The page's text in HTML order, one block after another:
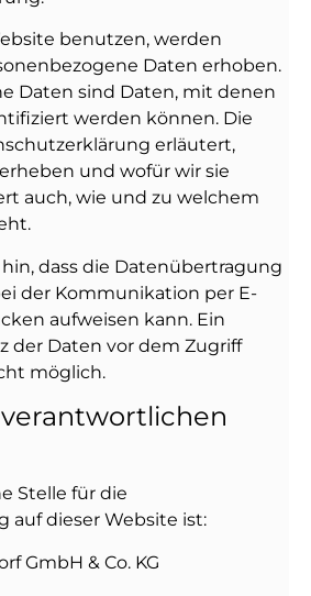
benutzen, werden
Daten erhoben.
Daten sind Daten, mit denen
werden können. Die
erläutert,
und wofür wir sie
auch, wie und zu welchem
dass die Datenübertragung
der Kommunikation per E-
aufweisen kann. Ein
der Daten vor dem Zugriff
möglich.
Stelle für die
auf dieser Website ist:
GmbH & Co. KG